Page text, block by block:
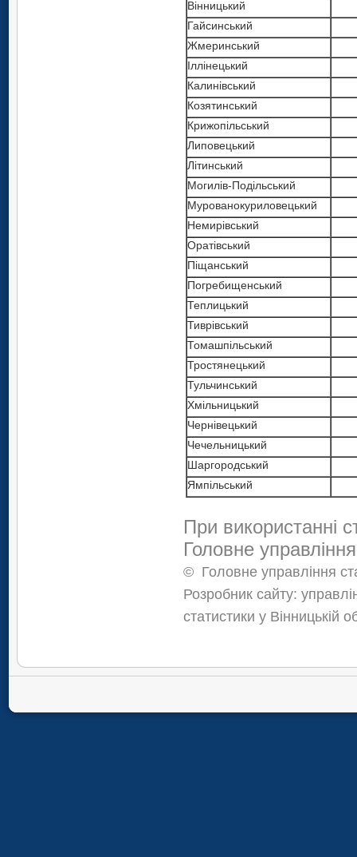
Вінницький
Гайсинський
Жмеринський
Іллінецький
Калинівський
Козятинський
Крижопільський
Липовецький
Літинський
Могилів-Подільський
Мурованокуриловецький
Немирівський
Оратівський
Піщанський
Погребищенський
Теплицький
Тиврівський
Томашпільський
Тростянецький
Тульчинський
Хмільницький
Чернівецький
Чечельницький
Шаргородський
Ямпільський
При використанні
Головне
© Головне управління
Розробник сайту:
статистики у Вінницькій